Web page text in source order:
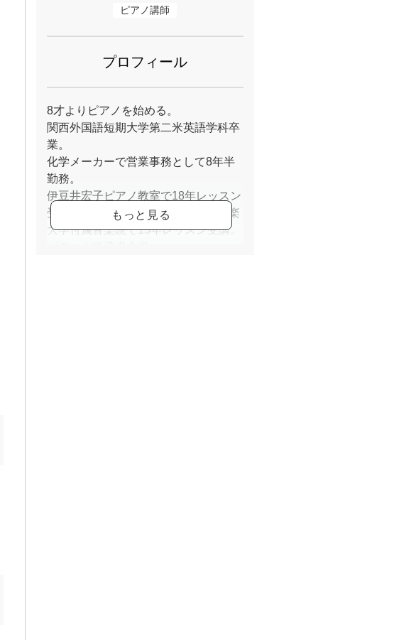
ピアノ講師
プロフィール
8才よりピアノを始める。
関西外国語短期大学第二米英語学科卒
業。
化学メーカーで営業事務として8年半
勤務。
伊豆井宏子ピアノ教室で18年レッスン
受講。演奏と指導法を学ぶ。大阪音楽
大学付属音楽院で13年レッスン受講。